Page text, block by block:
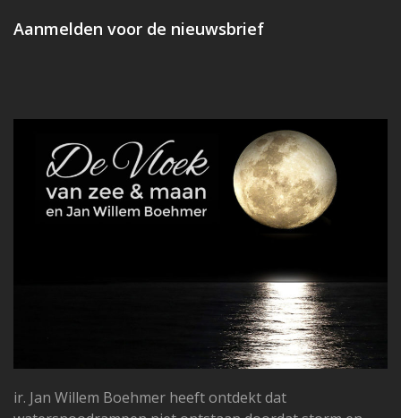
Aanmelden voor de nieuwsbrief
ir. Jan Willem Boehmer heeft ontdekt dat